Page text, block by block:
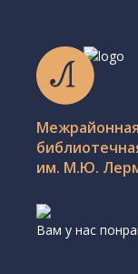
им. М.Ю.
Вам у нас